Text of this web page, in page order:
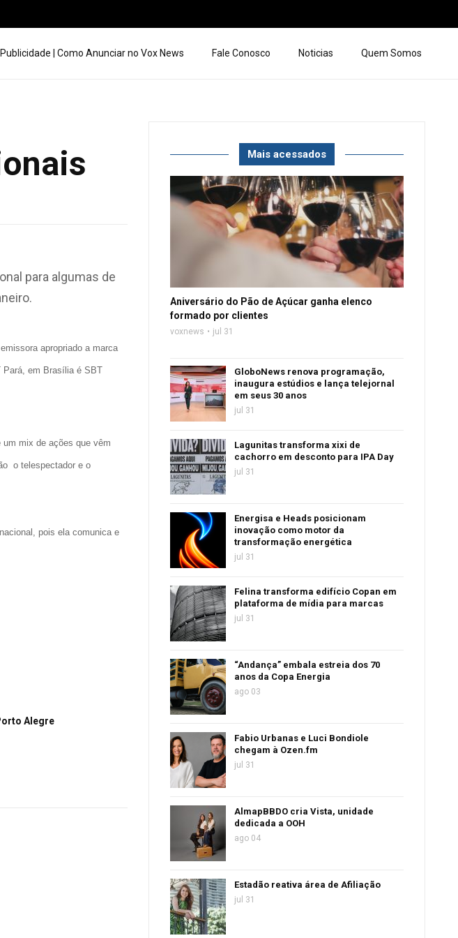
Publicidade | Como Anunciar no Vox News Fale Conosco Noticias Quem Somos
para algumas de
apropriado a marca
Pará, em Brasília é SBT
mix de ações que vêm
o telespectador e o
pois ela comunica e
Alegre
Mais acessados
Aniversário do Pão de Açúcar ganha elenco
formado por clientes
voxnews jul 31
GloboNews renova programação,
inaugura estúdios e lança telejornal
em seus 30 anos
jul 31
Lagunitas transforma xixi de
cachorro em desconto para IPA Day
jul 31
Energisa e Heads posicionam
inovação como motor da
transformação energética
jul 31
Felina transforma edifício Copan em
plataforma de mídia para marcas
jul 31
“Andança” embala estreia dos 70
anos da Copa Energia
ago 03
Fabio Urbanas e Luci Bondiole
chegam à Ozen.fm
jul 31
AlmapBBDO cria Vista, unidade
dedicada a OOH
ago 04
Estadão reativa área de Afiliação
jul 31